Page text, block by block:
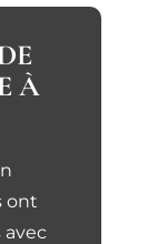
À
ont
avec